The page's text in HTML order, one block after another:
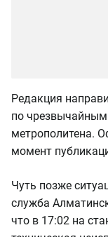
Редакция
по чрезвычайным
метрополитена.
момент
Чуть позже
служба
что в 17:02 на